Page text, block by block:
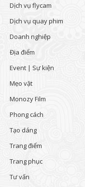
Dịch vụ flycam
Dịch vụ quay phim
Doanh nghiệp
Địa điểm
Event | Sự kiện
Mẹo vặt
Monozy Film
Phong cách
Tạo dáng
Trang điểm
Trang phục
Tư vấn